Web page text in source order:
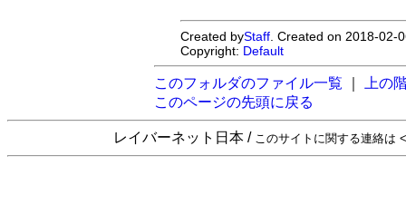
Created byStaff . Created on 2018-
Copyright: Default
このフォルダのファイル一覧
上の
このページの先頭に戻る
レイバーネット日本 / このサイトに関する連絡は